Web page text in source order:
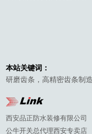
西安品正防水装修有限公司
公牛开关总代理西安专卖店
本站关键词：
研磨齿条，高精密齿条制